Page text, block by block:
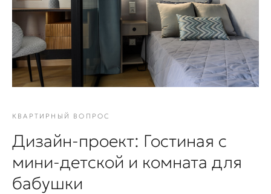
КВАРТИРНЫЙ ВОПРОС
Дизайн-проект: Гостиная с
мини-детской и комната для
бабушки